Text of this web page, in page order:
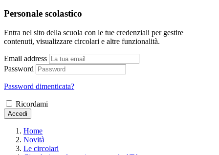
Personale scolastico
Entra nel sito della scuola con le tue credenziali per gestire
contenuti, visualizzare circolari e altre funzionalità.
Email address
Password
Password dimenticata?
Ricordami
Accedi
Home
Novità
Le circolari